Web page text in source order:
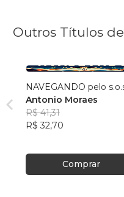
Outros Títulos
NAVEGANDO pelo
Antonio Moraes
R$ 41,31
R$ 32,70
Comprar